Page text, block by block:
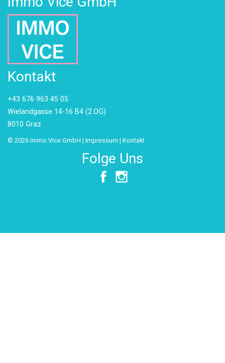
Kontakt
+43 676 963 45 05
Wielandgasse 14-16 B4 (2.OG)
8010 Graz
© 2026 Immo Vice GmbH | Impressum | Kontakt
Folge Uns